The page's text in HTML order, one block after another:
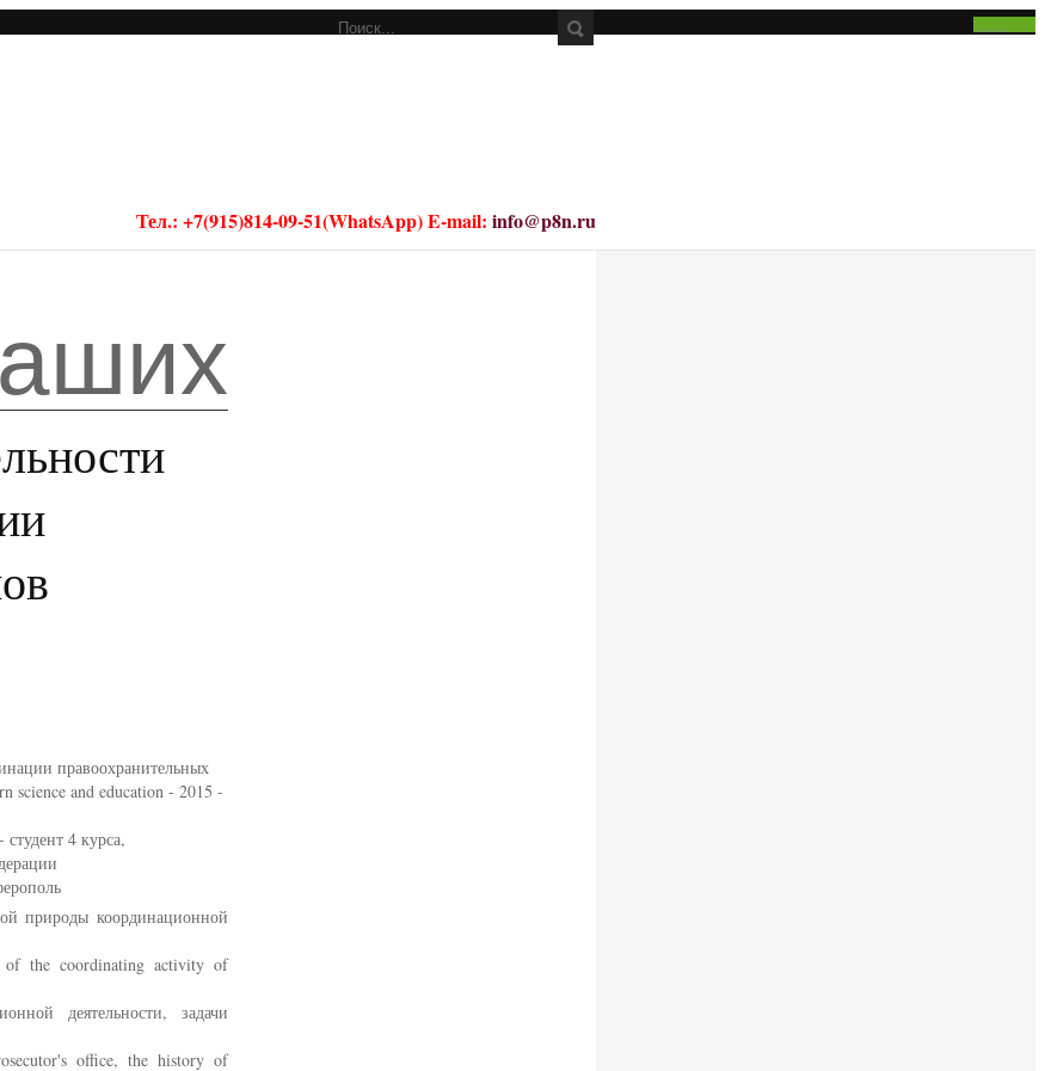
Тел.: +7(915)814-09-51(WhatsApp) E-mail: info@p8n.ru
правоохранительных
science and education - 2015 -
4 курса,
природы координационной
the coordinating activity of
деятельности, задачи
office, the history of